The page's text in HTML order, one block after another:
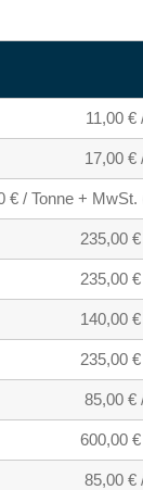
11,00 €
17,00 €
€ / Tonne +
235,00
235,00
140,00
235,00
85,00 €
600,00
85,00 €